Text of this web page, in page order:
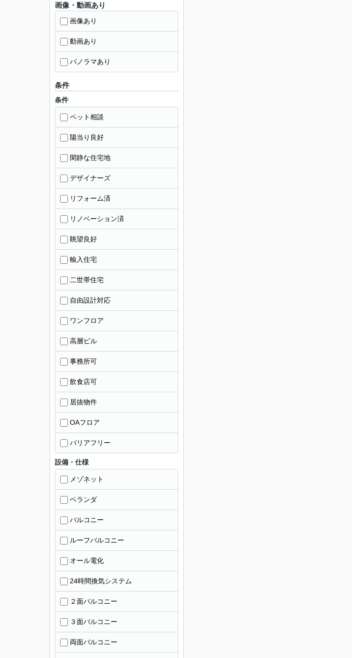
画像・動画あり
画像あり
動画あり
パノラマあり
条件
条件
ペット相談
陽当り良好
閑静な住宅地
デザイナーズ
リフォーム済
リノベーション済
眺望良好
輸入住宅
二世帯住宅
自由設計対応
ワンフロア
高層ビル
事務所可
飲食店可
居抜物件
OAフロア
バリアフリー
設備・仕様
メゾネット
ベランダ
バルコニー
ルーフバルコニー
オール電化
24時間換気システム
２面バルコニー
３面バルコニー
両面バルコニー